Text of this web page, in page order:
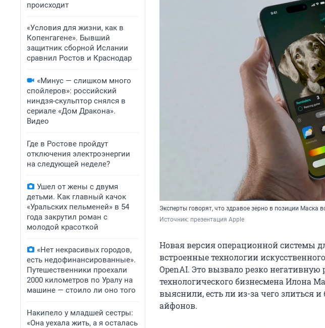
происходит
«Условия для жизни, как в
Копенгагене». Бывший
защитник сборной Ислании
сравнил Ростов и Краснодар
«Минус — слишком много
спойлеров»: российский
ниндзя-скульптор снялся в
сериале «Дом Дракона».
Видео
Где в Ростове пройдут
отключения электроэнергии
на следующей неделе?
Ушел от жены с двумя
детьми. Как главный качок
«Уральских пельменей» в 54
года закрутил роман с
молодой красоткой
«Нет некрасивых городов,
есть недофинансированные».
Путешественники проехали
2000 километров по Уралу на
машине — стоило ли оно того
Накипело у младшей сестры:
«Она уехала жить, а я осталась
Эксперты говорят, что здравое зерно в позиции Маска
Источник: презентация Apple
Новая версия операционной системы
встроенные технологии
OpenAI. Это вызвало резко
технологического бизнесмена Илона
выяснили, есть ли из-за чего злиться
айфонов.